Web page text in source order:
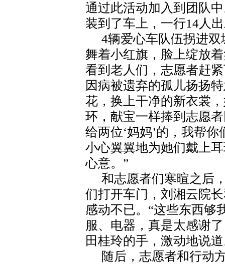
通过此活动加入到团队
装到了车上，一行14人
4辆爱心车队伍拐进
舞着小红旗，脸上绽放
看到老人们，志愿者赶
因病被遗弃的孤儿扬扬
花，换上干净的新衣裳
环，献宝一样捧到志愿
给两位‘妈妈’的，我帮
小心翼翼地为她们戴上
心意。”
和志愿者们寒暄之后
们打开车门，刘湘云院
感动不已。“这些东西够
服、电器，真是太感谢
田桂玲的手，激动地说
随后，志愿者和行动